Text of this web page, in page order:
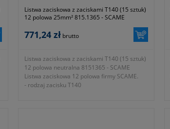
Listwa zaciskowa z zaciskami T140 (15 sztuk)
12 polowa 25mm² 815.1365 - SCAME
771,24 zł brutto
Listwa zaciskowa z zaciskami T140 (15 sztuk)
12 polowa neutralna 8151365 - SCAME
Listwa zaciskowa 12 polowa firmy SCAME.
- rodzaj zacisku T140